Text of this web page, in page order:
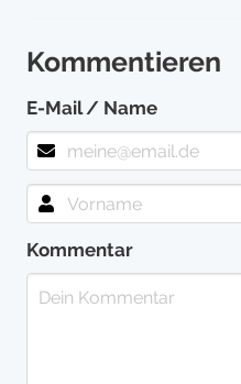
Kommentieren
E-Mail / Name
Kommentar